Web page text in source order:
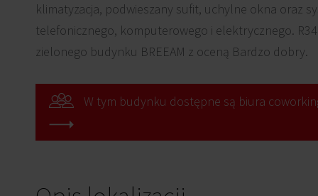
klimatyzacja, podwieszany sufit, uchylne okna oraz
telefonicznego, komputerowego i elektrycznego.
zielonego budynku BREEAM z oceną Bardzo dobry.
W tym budynku dostępne są biura